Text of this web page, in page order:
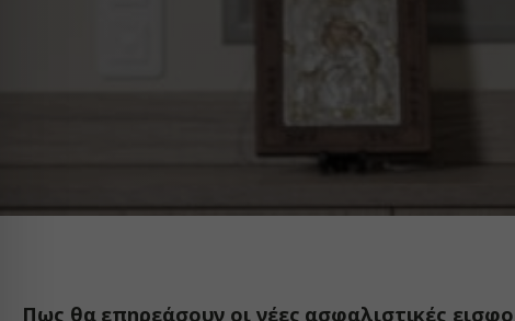
Πως θα επηρεάσουν οι νέες ασφαλιστικές